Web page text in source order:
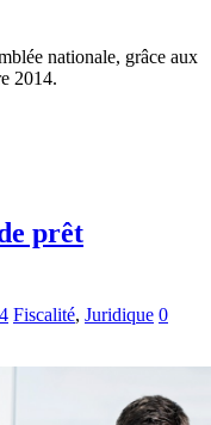
nationale, grâce aux
2014.
prêt
Fiscalité, Juridique 0